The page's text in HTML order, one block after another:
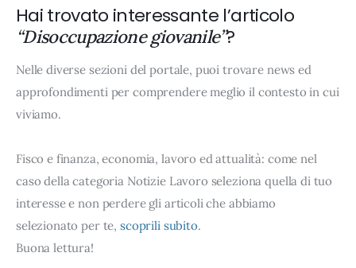
Hai trovato interessante l’articolo
“Disoccupazione giovanile”?
Nelle diverse sezioni del portale, puoi trovare news ed
approfondimenti per comprendere meglio il contesto in cui
viviamo.
Fisco e finanza, economia, lavoro ed attualità: come nel
caso della categoria Notizie Lavoro seleziona quella di tuo
interesse e non perdere gli articoli che abbiamo
selezionato per te, scoprili subito.
Buona lettura!